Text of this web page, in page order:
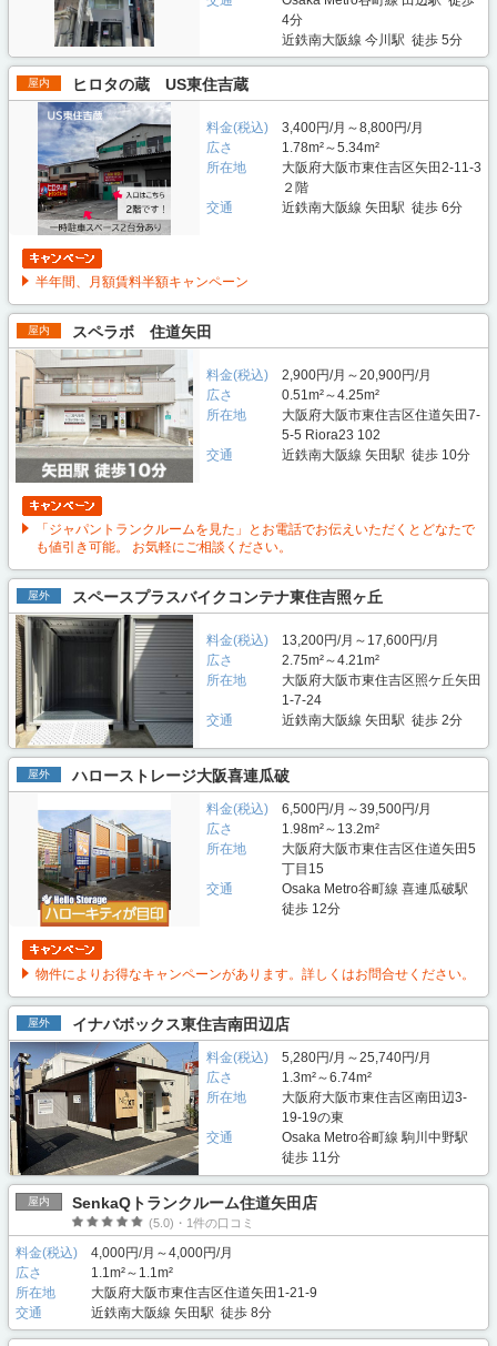
4分
近鉄南大阪線 今川駅 徒歩 5分
屋内 ヒロタの蔵 US東住吉蔵
料金(税込)
3,400円/月～8,800円/月
広さ
1.78m²～5.34m²
所在地
大阪府大阪市東住吉区矢田2-11-3
２階
交通
近鉄南大阪線 矢田駅 徒歩 6分
半年間、月額賃料半額キャンペーン
屋内 スペラボ 住道矢田
料金(税込)
2,900円/月～20,900円/月
広さ
0.51m²～4.25m²
所在地
大阪府大阪市東住吉区住道矢田7-
5-5 Riora23 102
交通
近鉄南大阪線 矢田駅 徒歩 10分
「ジャパントランクルームを見た」とお電話でお伝えいただくとどなたで
も値引き可能。 お気軽にご相談ください。
屋外 スペースプラスバイクコンテナ東住吉照ヶ丘
料金(税込)
13,200円/月～17,600円/月
広さ
2.75m²～4.21m²
所在地
大阪府大阪市東住吉区照ケ丘矢田
1-7-24
交通
近鉄南大阪線 矢田駅 徒歩 2分
屋外 ハローストレージ大阪喜連瓜破
料金(税込)
6,500円/月～39,500円/月
広さ
1.98m²～13.2m²
所在地
大阪府大阪市東住吉区住道矢田5
丁目15
交通
Osaka Metro谷町線 喜連瓜破駅
徒歩 12分
物件によりお得なキャンペーンがあります。詳しくはお問合せください。
屋外 イナバボックス東住吉南田辺店
料金(税込)
5,280円/月～25,740円/月
広さ
1.3m²～6.74m²
所在地
大阪府大阪市東住吉区南田辺3-
19-19の東
交通
Osaka Metro谷町線 駒川中野駅
徒歩 11分
屋内 SenkaQトランクルーム住道矢田店
(5.0)・1件の口コミ
料金(税込)
4,000円/月～4,000円/月
広さ
1.1m²～1.1m²
所在地
大阪府大阪市東住吉区住道矢田1-21-9
交通
近鉄南大阪線 矢田駅 徒歩 8分